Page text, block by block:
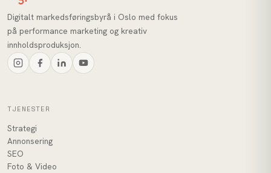
Digitalt markedsføringsbyrå i Oslo med fokus
på performance marketing og kreativ
innholdsproduksjon.
TJENESTER
Strategi
Annonsering
SEO
Foto & Video